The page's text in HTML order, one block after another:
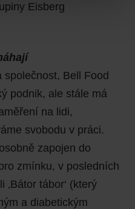
Eisberg
společnost, Bell Food
podnik, ale stále má
na lidi,
svobodu v práci.
zapojen do
zmínku, v posledních
tábor‘ (který
a diabetickým